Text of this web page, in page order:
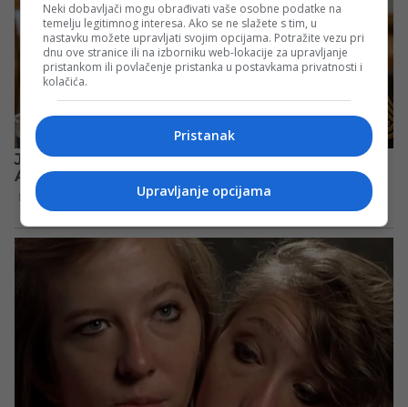
Neki dobavljači mogu obrađivati vaše osobne podatke na
temelju legitimnog interesa. Ako se ne slažete s tim, u
nastavku možete upravljati svojim opcijama. Potražite vezu pri
dnu ove stranice ili na izborniku web-lokacije za upravljanje
pristankom ili povlačenje pristanka u postavkama privatnosti i
kolačića.
Pristanak
Upravljanje opcijama